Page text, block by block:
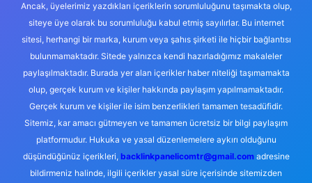
Ancak, üyelerimiz yazdıkları içeriklerin sorumluluğunu taşımakta olup,
siteye üye olarak bu sorumluluğu kabul etmiş sayılırlar. Bu internet
sitesi, herhangi bir marka, kurum veya şahıs şirketi ile hiçbir bağlantısı
bulunmamaktadır. Sitede yalnızca kendi hazırladığımız makaleler
paylaşılmaktadır. Burada yer alan içerikler haber niteliği taşımamakta
olup, gerçek kurum ve kişiler hakkında paylaşım yapılmamaktadır.
Gerçek kurum ve kişiler ile isim benzerlikleri tamamen tesadüfidir.
Sitemiz, kar amacı gütmeyen ve tamamen ücretsiz bir bilgi paylaşım
platformudur. Hukuka ve yasal düzenlemelere aykırı olduğunu
düşündüğünüz içerikleri, backlinkpanelicomtr@gmail.comadresine
bildirmeniz halinde, ilgili içerikler yasal süre içerisinde sitemizden